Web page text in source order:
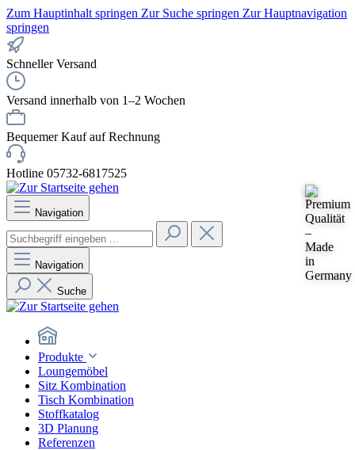
Zum Hauptinhalt springen Zur Suche springen Zur Hauptnavigation
springen
Schneller Versand
Versand innerhalb von 1–2 Wochen
Bequemer Kauf auf Rechnung
Hotline 05732-6817525
Navigation
Navigation
Suche
Produkte
Loungemöbel
Sitz Kombination
Tisch Kombination
Stoffkatalog
3D Planung
Referenzen